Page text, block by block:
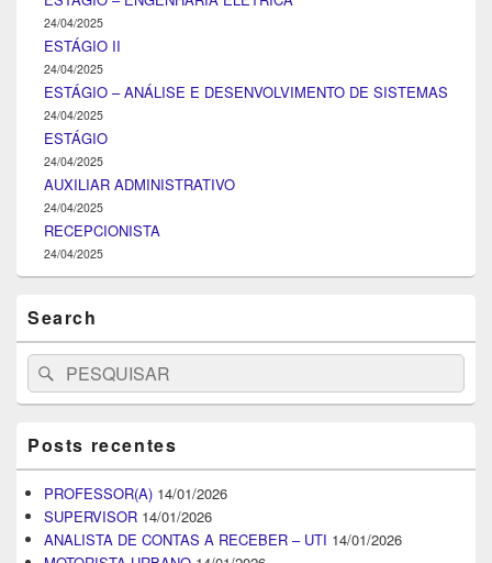
24/04/2025
ESTÁGIO II
24/04/2025
ESTÁGIO – ANÁLISE E DESENVOLVIMENTO DE SISTEMAS
24/04/2025
ESTÁGIO
24/04/2025
AUXILIAR ADMINISTRATIVO
24/04/2025
RECEPCIONISTA
24/04/2025
Search
Search
for:
Pesquisar
Posts recentes
PROFESSOR(A) 14/01/2026
SUPERVISOR 14/01/2026
ANALISTA DE CONTAS A RECEBER – UTI 14/01/2026